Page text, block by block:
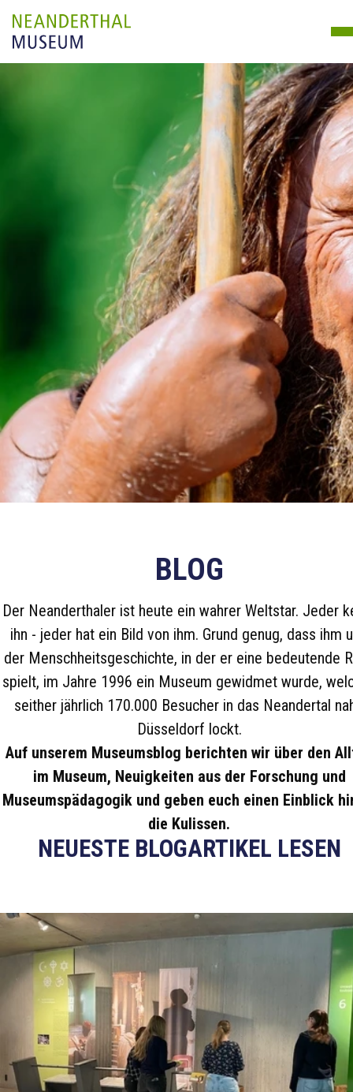
BLOG
Der Neanderthaler ist heute ein wahrer Weltstar. Jeder
ihn - jeder hat ein Bild von ihm. Grund genug, dass ihm
der Menschheitsgeschichte, in der er eine bedeutende
spielt, im Jahre 1996 ein Museum gewidmet wurde,
seither jährlich 170.000 Besucher in das Neandertal
Düsseldorf lockt.
Auf unserem Museumsblog berichten wir über den
im Museum, Neuigkeiten aus der Forschung und
Museumspädagogik und geben euch einen Einblick
die Kulissen.
NEUESTE BLOGARTIKEL LESEN